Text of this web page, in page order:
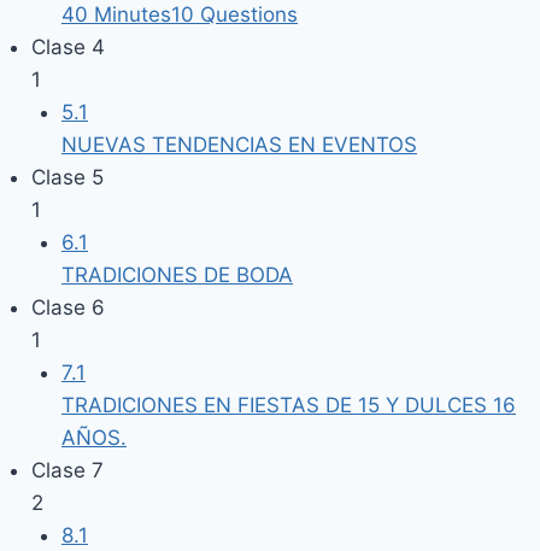
40 Minutes10 Questions
Clase 4
1
5.1
NUEVAS TENDENCIAS EN EVENTOS
Clase 5
1
6.1
TRADICIONES DE BODA
Clase 6
1
7.1
TRADICIONES EN FIESTAS DE 15 Y DULCES 16
AÑOS.
Clase 7
2
8.1